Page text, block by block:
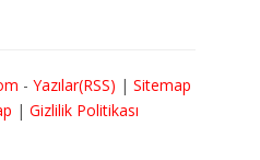
- Yazılar(RSS) | Sitemap
| Gizlilik Politikası